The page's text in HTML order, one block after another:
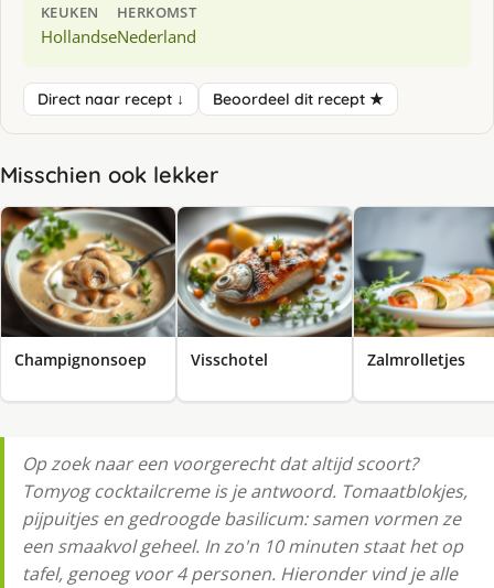
KEUKEN
Hollandse
HERKOMST
Nederland
Direct naar recept ↓ Beoordeel dit recept ★
Misschien ook lekker
Champignonsoep Visschotel Zalmrolletjes
Op zoek naar een voorgerecht dat altijd scoort?
Tomyog cocktailcreme is je antwoord. Tomaatblokjes,
pijpuitjes en gedroogde basilicum: samen vormen ze
een smaakvol geheel. In zo'n 10 minuten staat het op
tafel, genoeg voor 4 personen. Hieronder vind je alle